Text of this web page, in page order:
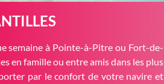
semaine à Pointe-à-Pitre ou Fort-de-
en famille ou entre amis dans les plus
par le confort de votre navire et